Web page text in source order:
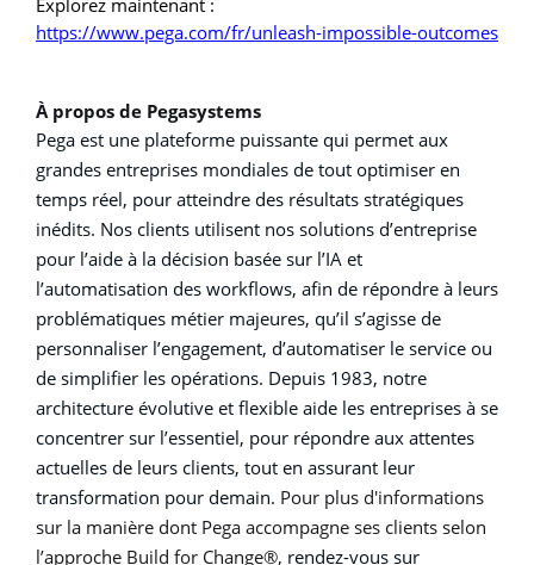
https://www.pega.com/fr/unleash-impossible-outcomes
À propos de Pegasystems
Pega est une plateforme puissante qui permet aux
grandes entreprises mondiales de tout optimiser en
temps réel, pour atteindre des résultats stratégiques
inédits. Nos clients utilisent nos solutions d’entreprise
pour l’aide à la décision basée sur l’IA et
l’automatisation des workflows, afin de répondre à leurs
problématiques métier majeures, qu’il s’agisse de
personnaliser l’engagement, d’automatiser le service ou
de simplifier les opérations. Depuis 1983, notre
architecture évolutive et flexible aide les entreprises à se
concentrer sur l’essentiel, pour répondre aux attentes
actuelles de leurs clients, tout en assurant leur
transformation pour demain. Pour plus d'informations
sur la manière dont Pega accompagne ses clients selon
l’approche Build for Change®, rendez-vous sur